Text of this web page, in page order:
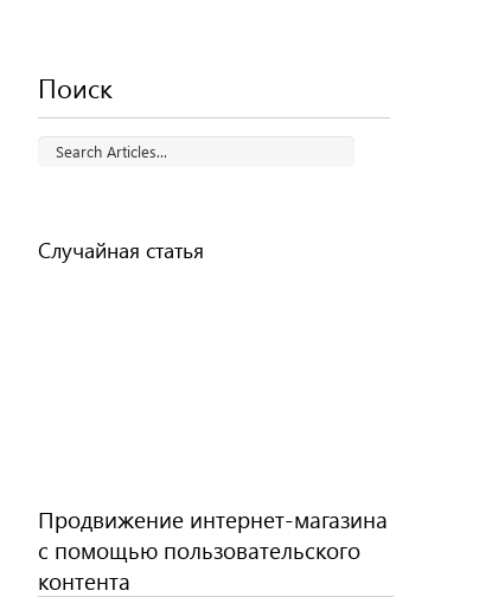
Поиск
Случайная статья
Продвижение интернет-магазина
с помощью пользовательского
контента